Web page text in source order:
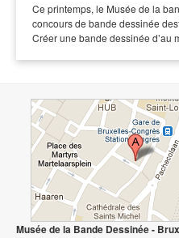
Ce printemps, le Musée de la
concours de bande dessinée
Créer une bande dessinée
Musée de la Bande Dessinée -